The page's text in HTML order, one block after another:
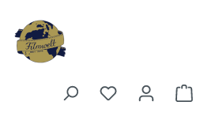
Du hast 0